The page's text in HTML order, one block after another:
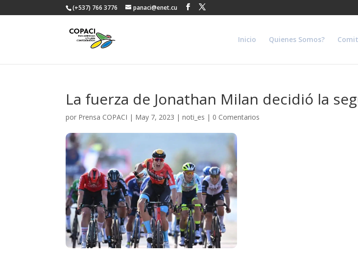
(+537) 766 3776 panaci@enet.cu
Inicio Quienes Somos?
La fuerza de Jonathan Milan decidió la
por Prensa COPACI | May 7, 2023 |noti_es | 0 Comentarios